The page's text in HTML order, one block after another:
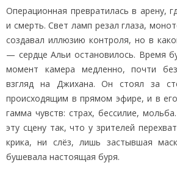
Операционная превратилась в арену,
и смерть. Свет ламп резал глаза,
создавал иллюзию контроля, но в
— сердце Альи остановилось. Время
момент камера медленно, почти
взгляд на Джихана. Он стоял за
происходящим в прямом эфире, и в его
гамма чувств: страх, бессилие,
эту сцену так, что у зрителей
крика, ни слёз, лишь застывшая
бушевала настоящая буря.